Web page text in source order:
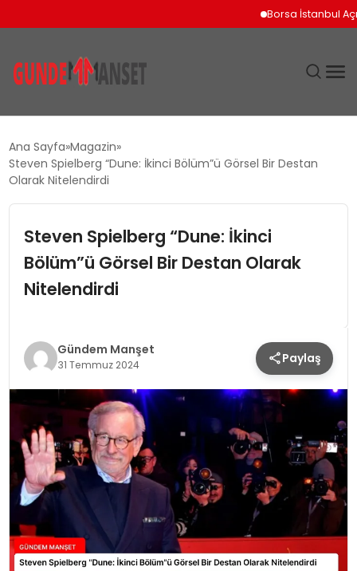
Borsa İstanbul
DÜNYA
SPOR
YAŞAM
Ana Sayfa Magazin
Steven Spielberg “Dune: İkinci Bölüm”ü Görsel Bir Destan
Olarak Nitelendirdi
Steven Spielberg “Dune: İkinci
Bölüm”ü Görsel Bir Destan Olarak
Nitelendirdi
Gündem Manşet
31 Temmuz 2024 Paylaş